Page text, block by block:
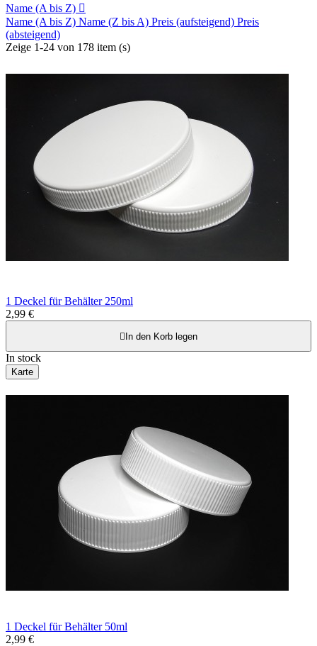
Name (A bis Z) 
Name (A bis Z) Name (Z bis A) Preis (aufsteigend) Preis
(absteigend)
Zeige 1-24 von 178 item (s)
1 Deckel für Behälter 250ml
2,99 €
 In den Korb legen
In stock
Karte
1 Deckel für Behälter 50ml
2,99 €